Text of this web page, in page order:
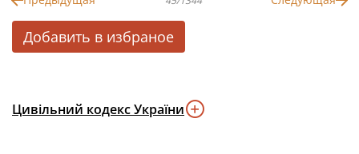
Добавить в избраное
Цивільний кодекс України